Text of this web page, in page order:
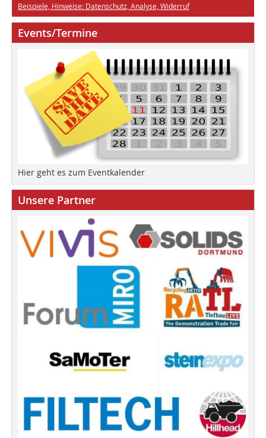
Beispiele, Hinweise: Datenschutz, Analyse, Widerruf
Events/Termine
Hier geht es zum Eventkalender
Unsere Partner